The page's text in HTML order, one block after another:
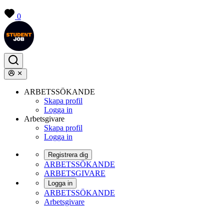
0
ARBETSSÖKANDE
Skapa profil
Logga in
Arbetsgivare
Skapa profil
Logga in
Registrera dig
ARBETSSÖKANDE
ARBETSGIVARE
Logga in
ARBETSSÖKANDE
Arbetsgivare